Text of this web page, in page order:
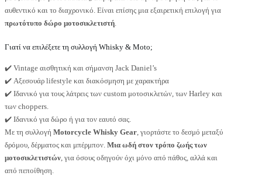
αυθεντικό και το διαχρονικό. Είναι επίσης μια εξαιρετική επιλογή για
πρωτότυπο δώρο μοτοσικλετιστή
Γιατί να επιλέξετε τη συλλογή Whisky & Moto;
✔️ Vintage αισθητική και σήμανση Jack Daniel’s
✔️ Αξεσουάρ lifestyle και διακόσμηση με χαρακτήρα
✔️ Ιδανικό για τους λάτρεις των custom μοτοσικλετών, των Harley και
των choppers.
✔️ Ιδανικό για δώρο ή για τον εαυτό σας.
Με τη συλλογή Motorcycle Whisky Gear, γιορτάστε το δεσμό μεταξύ
δρόμου, δέρματος και μπέρμπον. Μια ωδή στον τρόπο ζωής των
μοτοσικλετιστών, για όσους οδηγούν όχι μόνο από πάθος, αλλά και
από πεποίθηση.